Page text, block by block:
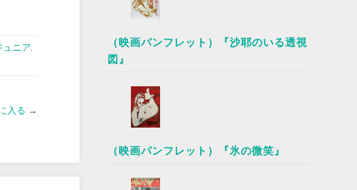
ュニア,
入る →
（映画パンフレット）『沙耶のいる透視
図』
（映画パンフレット）『氷の微笑』